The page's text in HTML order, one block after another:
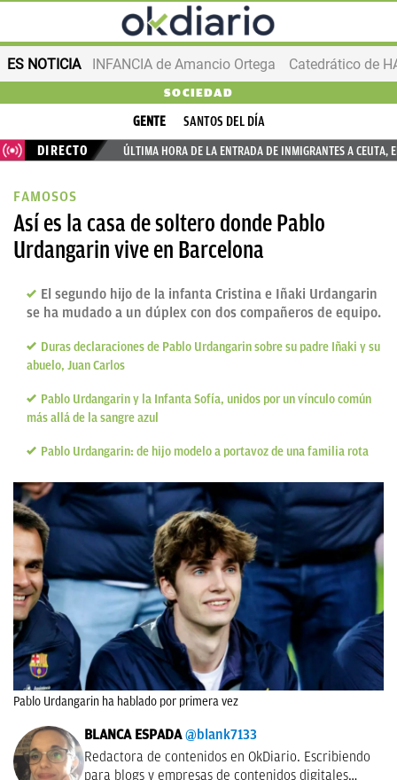
ES NOTICIA INFANCIA de Amancio Ortega
SOCIEDAD
GENTE
SANTOS DEL DÍA
DIRECTO
ÚLTIMA HORA DE LA ENTRADA DE INMIGRANTES A CEUTA,
FAMOSOS
Así es la casa de soltero donde Pablo
Urdangarin vive en Barcelona
El segundo hijo de la infanta Cristina e Iñaki Urdangarin
se ha mudado a un dúplex con dos compañeros de equipo.
Duras declaraciones de Pablo Urdangarin sobre su padre Iñaki y su
abuelo, Juan Carlos
Pablo Urdangarin y la Infanta Sofía, unidos por un vínculo común
más allá de la sangre azul
Pablo Urdangarin: de hijo modelo a portavoz de una familia rota
Pablo Urdangarin ha hablado por primera vez
BLANCA ESPADA @blank7133
Redactora de contenidos en OkDiario. Escribiendo
para blogs y empresas de contenidos digitales